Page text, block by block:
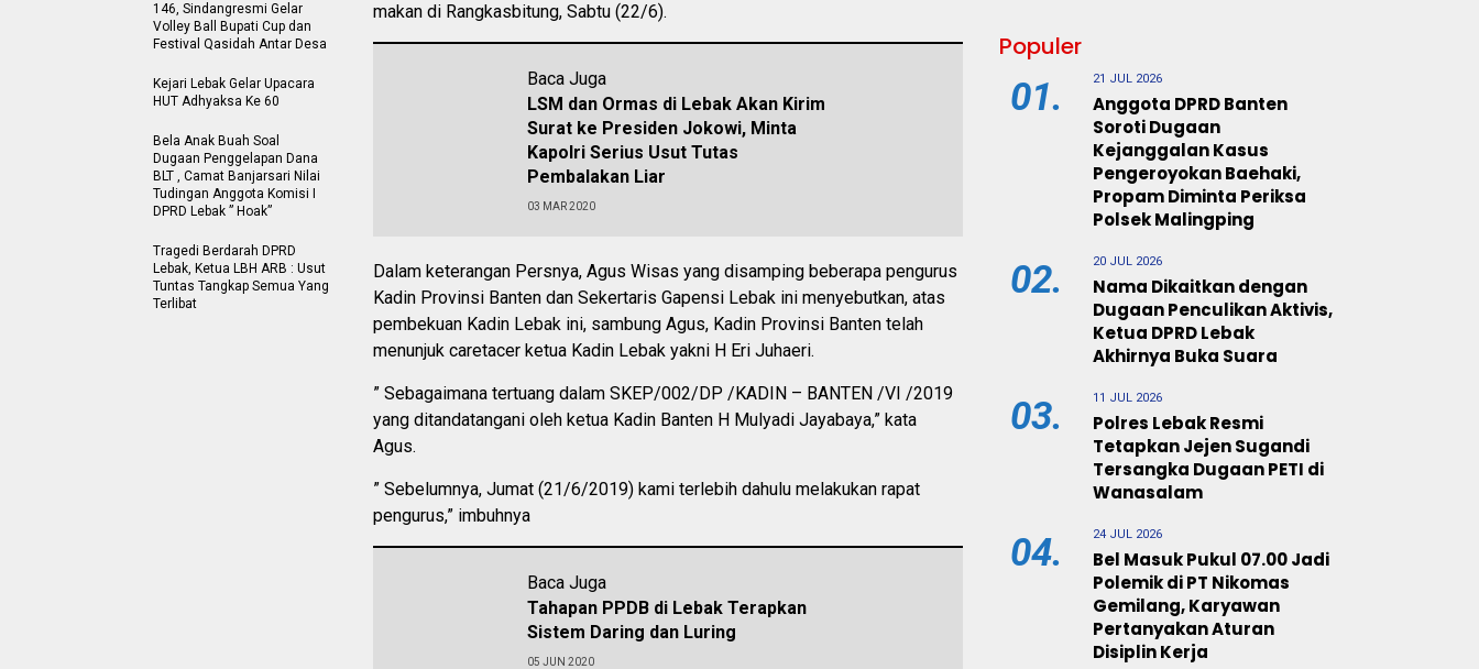
makan di Rangkasbitung, Sabtu (22/6).
Baca Juga
LSM dan Ormas di Lebak Akan Kirim
Surat ke Presiden Jokowi, Minta
Kapolri Serius Usut Tutas
Pembalakan Liar
03 MAR 2020
Dalam keterangan Persnya, Agus Wisas yang disamping beberapa pengurus
Kadin Provinsi Banten dan Sekertaris Gapensi Lebak ini menyebutkan, atas
pembekuan Kadin Lebak ini, sambung Agus, Kadin Provinsi Banten telah
menunjuk caretacer ketua Kadin Lebak yakni H Eri Juhaeri.
” Sebagaimana tertuang dalam SKEP/002/DP /KADIN – BANTEN /VI /2019
yang ditandatangani oleh ketua Kadin Banten H Mulyadi Jayabaya,” kata
Agus.
” Sebelumnya, Jumat (21/6/2019) kami terlebih dahulu melakukan rapat
pengurus,” imbuhnya
Baca Juga
Tahapan PPDB di Lebak Terapkan
Sistem Daring dan Luring
05 JUN 2020
146, Sindangresmi Gelar
Volley Ball Bupati Cup dan
Festival Qasidah Antar Desa
Kejari Lebak Gelar Upacara
HUT Adhyaksa Ke 60
Bela Anak Buah Soal
Dugaan Penggelapan Dana
BLT , Camat Banjarsari Nilai
Tudingan Anggota Komisi I
DPRD Lebak ” Hoak”
Tragedi Berdarah DPRD
Lebak, Ketua LBH ARB : Usut
Tuntas Tangkap Semua Yang
Terlibat
Populer
01. 21 JUL 2026
Anggota DPRD Banten
Soroti Dugaan
Kejanggalan Kasus
Pengeroyokan Baehaki,
Propam Diminta Periksa
Polsek Malingping
02. 20 JUL 2026
Nama Dikaitkan dengan
Dugaan Penculikan Aktivis,
Ketua DPRD Lebak
Akhirnya Buka Suara
03. 11 JUL 2026
Polres Lebak Resmi
Tetapkan Jejen Sugandi
Tersangka Dugaan PETI di
Wanasalam
04. 24 JUL 2026
Bel Masuk Pukul 07.00 Jadi
Polemik di PT Nikomas
Gemilang, Karyawan
Pertanyakan Aturan
Disiplin Kerja